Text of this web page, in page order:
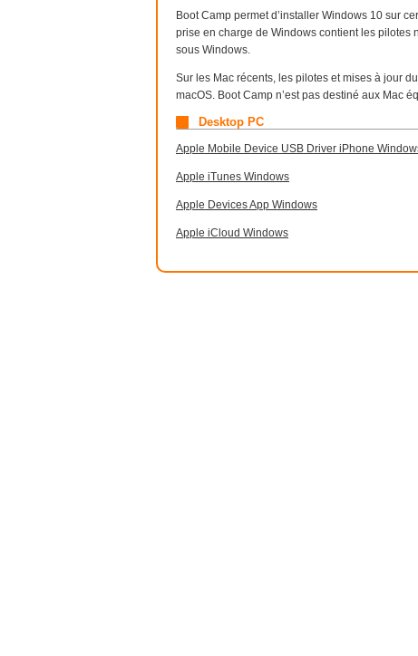
Boot Camp permet d’installer Windows 10 sur
prise en charge de Windows contient les pilotes
sous Windows.
Sur les Mac récents, les pilotes et mises à jour
macOS. Boot Camp n’est pas destiné aux Mac
Desktop PC
Apple Mobile Device USB Driver iPhone
Apple iTunes Windows
Apple Devices App Windows
Apple iCloud Windows